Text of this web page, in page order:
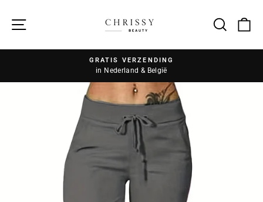
Zoek
GRATIS VERZENDING
in Nederland & België